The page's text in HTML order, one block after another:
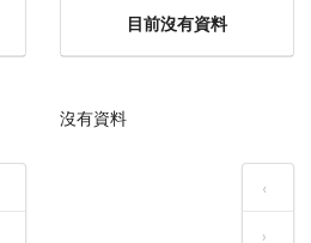
目前沒有資料
沒有資料
‹
›